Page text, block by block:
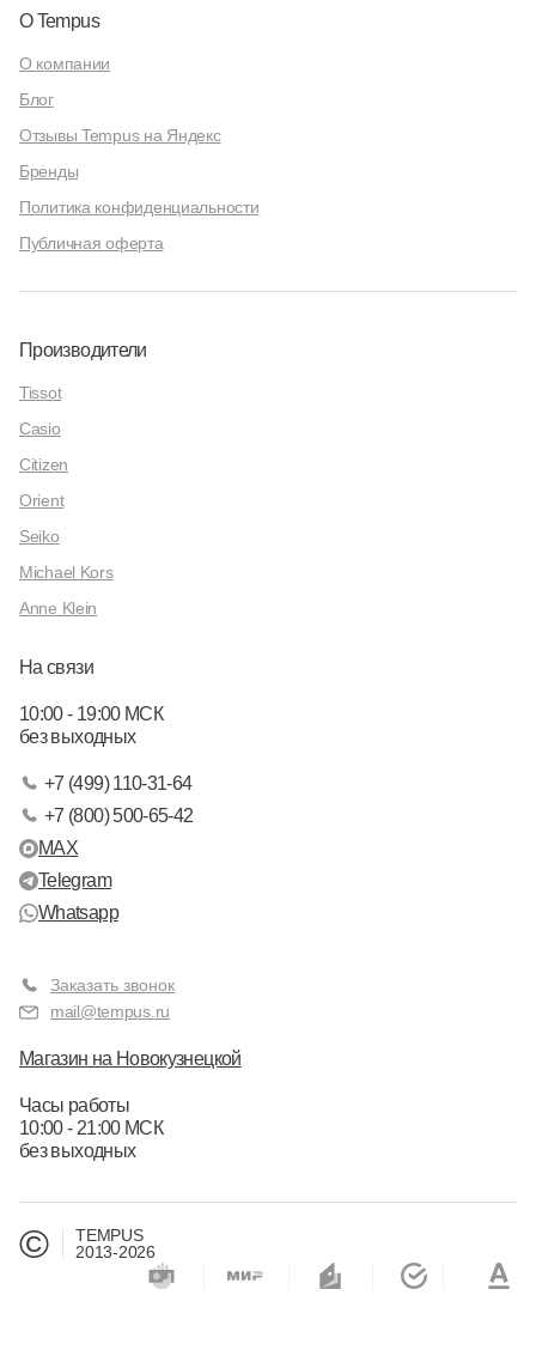
О Tempus
О компании
Блог
Отзывы Tempus на Яндекс
Бренды
Политика конфиденциальности
Публичная оферта
Производители
Tissot
Casio
Citizen
Orient
Seiko
Michael Kors
Anne Klein
На связи
10:00 - 19:00 МСК
без выходных
+7 (499) 110-31-64
+7 (800) 500-65-42
MAX
Telegram
Whatsapp
Заказать звонок
mail@tempus.ru
Магазин на Новокузнецкой
Часы работы
10:00 - 21:00 МСК
без выходных
©
TEMPUS
2013-2026